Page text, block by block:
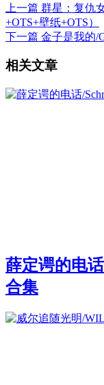
上一篇 群星：复仇
+OTS+壁纸+OTS）
下一篇 金子是我的/
相关文章
薛定谔的电
合集